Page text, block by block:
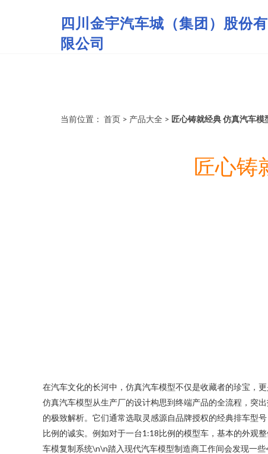
四川金宇汽车城（集团）股份有
限公司
当前位置： 首页 > 产品大全 > 匠心铸就经典 仿真汽车
匠心铸
在汽车文化的长河中，仿真汽车模型不仅是收藏者的珍宝，
仿真汽车模型从生产厂的设计构思到终端产品的全流程，突
的极致解析。它们通常选取灵感源自品牌授权的经典排车型
比例的诚实。例如对于一台1:18比例的模型车，基本的外观
车模复制系统\n\n踏入现代汽车模型制造商工作间会发现一